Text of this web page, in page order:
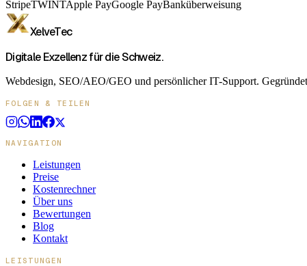
StripeTWINTApple PayGoogle PayBanküberweisung
XelveTec
Digitale Exzellenz für die Schweiz.
Webdesign, SEO/AEO/GEO und persönlicher IT-Support.
FOLGEN & TEILEN
NAVIGATION
Leistungen
Preise
Kostenrechner
Über uns
Bewertungen
Blog
Kontakt
LEISTUNGEN